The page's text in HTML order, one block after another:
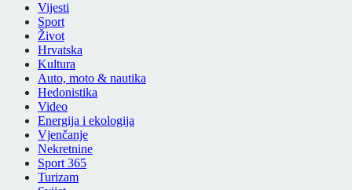
Vijesti
Sport
Život
Hrvatska
Kultura
Auto, moto & nautika
Hedonistika
Video
Energija i ekologija
Vjenčanje
Nekretnine
Sport 365
Turizam